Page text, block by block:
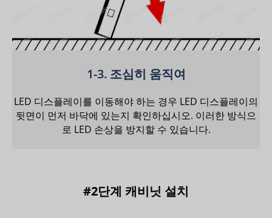
1-3. 조심히 움직여
LED 디스플레이를 이동해야 하는 경우 LED 디스플레이의
뒷면이 먼저 바닥에 있는지 확인하십시오. 이러한 방식으
로 LED 손상을 방지할 수 있습니다.
#2단계 캐비닛 설치